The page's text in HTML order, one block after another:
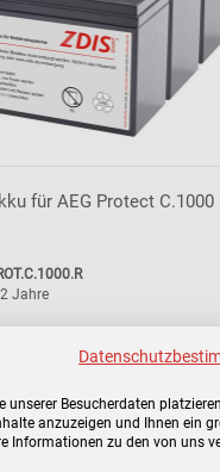
für AEG Protect C.1000
Jahre
Brutto:
zzgl.
unserer Besucherdaten
anzuzeigen und Ihnen ein
Informationen zu den von uns